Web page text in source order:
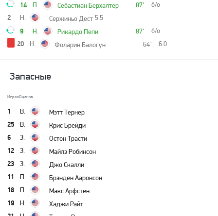
14 П. 87'
Себастиан Берхалтер б/о
2 Н. Сержиньо Дест 5.5
9 Н. 87'
Рикардо Пепи б/о
20 Н. 64’
Фоларин Балогун 6.0
Запасные
ИгрокОценка
1 В. Мэтт Тернер
25 В. Крис Брейди
6 З. Остон Трасти
12 З. Майлз Робинсон
23 З. Джо Скалли
11 П. Брэнден Ааронсон
18 П. Макс Арфстен
19 Н. Хаджи Райт